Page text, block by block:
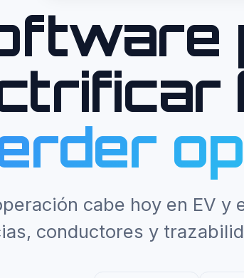
cabe hoy en EV y
conductores y